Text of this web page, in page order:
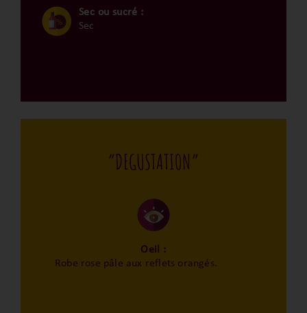
Sec ou sucré :
Sec
“DEGUSTATION”
Oeil :
Robe rose pâle aux reflets orangés.